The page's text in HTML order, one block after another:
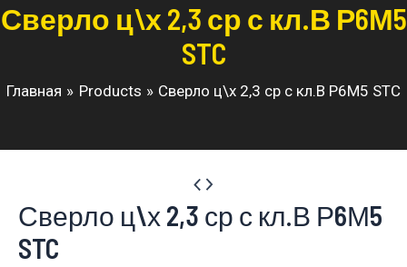
Сверло ц\х 2,3 ср с кл.В Р6М5
STC
Главная Products Сверло ц\х 2,3 ср с кл.В Р6М5 STC
Сверло ц\х 2,3 ср с кл.В Р6М5
STC